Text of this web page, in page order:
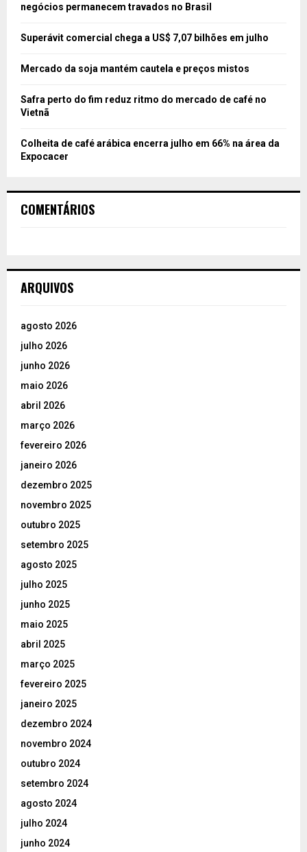
negócios permanecem travados no Brasil
Superávit comercial chega a US$ 7,07 bilhões em julho
Mercado da soja mantém cautela e preços mistos
Safra perto do fim reduz ritmo do mercado de café no
Vietnã
Colheita de café arábica encerra julho em 66% na área da
Expocacer
COMENTÁRIOS
ARQUIVOS
agosto 2026
julho 2026
junho 2026
maio 2026
abril 2026
março 2026
fevereiro 2026
janeiro 2026
dezembro 2025
novembro 2025
outubro 2025
setembro 2025
agosto 2025
julho 2025
junho 2025
maio 2025
abril 2025
março 2025
fevereiro 2025
janeiro 2025
dezembro 2024
novembro 2024
outubro 2024
setembro 2024
agosto 2024
julho 2024
junho 2024